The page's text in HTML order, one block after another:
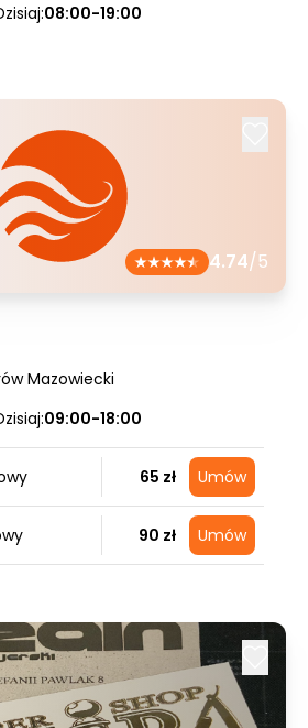
08:00-19:00
4.74/5
Mazowiecki
09:00-18:00
65 zł Umów
90 zł Umów